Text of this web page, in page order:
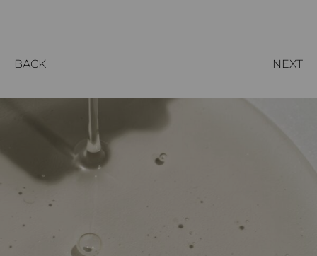
BACK NEXT